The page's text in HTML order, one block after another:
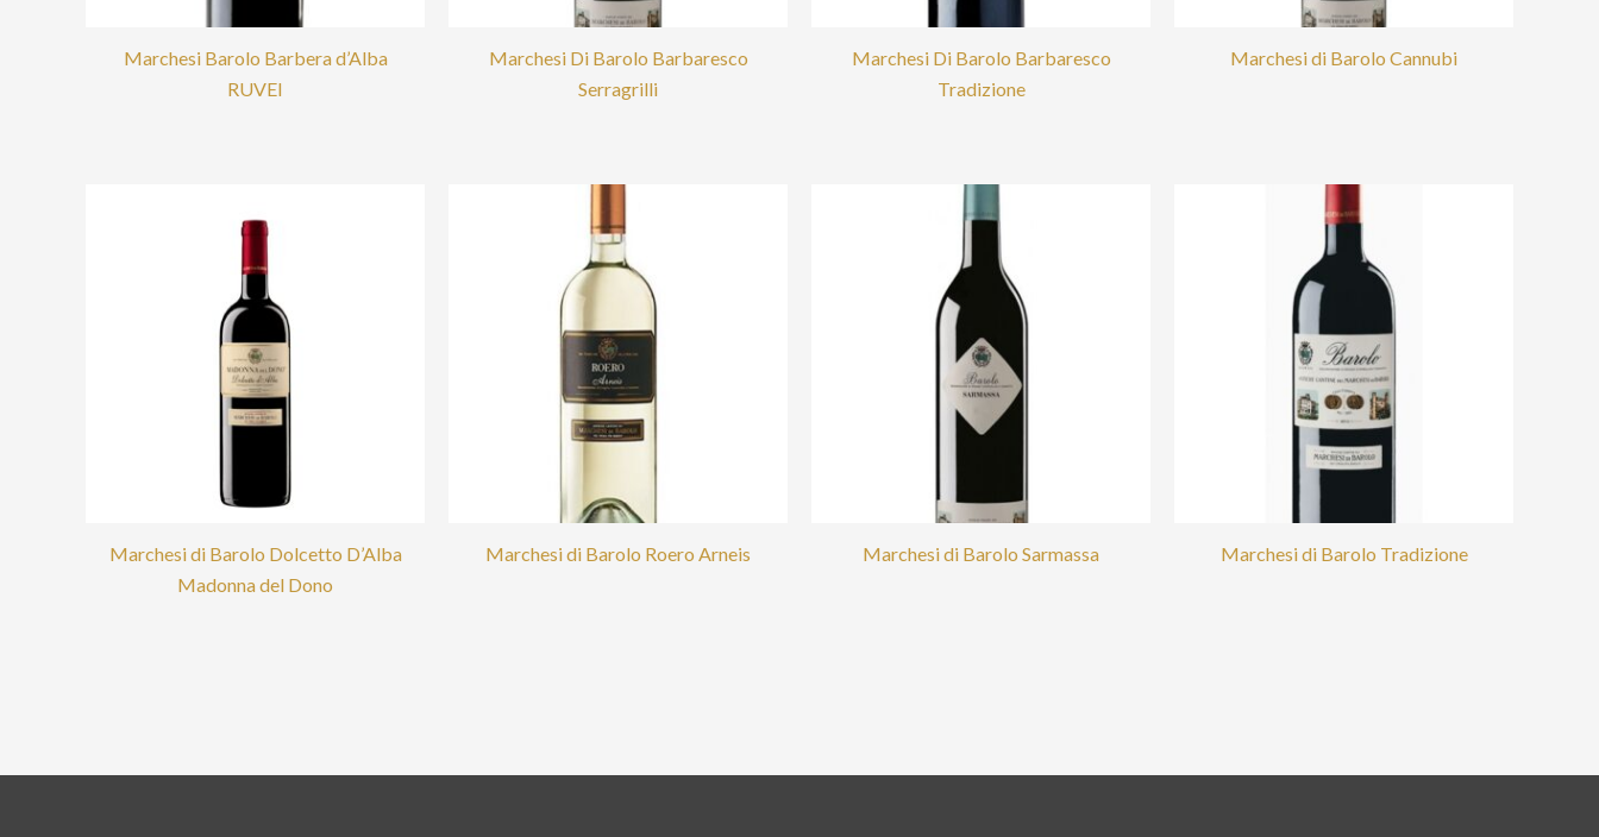
Marchesi Barolo Barbera d’Alba
RUVEI
Marchesi Di Barolo Barbaresco
Serragrilli
Marchesi Di Barolo Barbaresco
Tradizione
Marchesi di Barolo Cannubi
Marchesi di Barolo Dolcetto D’Alba
Madonna del Dono
Marchesi di Barolo Roero Arneis Marchesi di Barolo Sarmassa Marchesi di Barolo Tradizione